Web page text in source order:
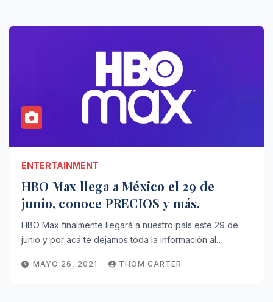
ENTERTAINMENT
HBO Max llega a México el 29 de
junio, conoce PRECIOS y más.
HBO Max finalmente llegará a nuestro país este 29 de
junio y por acá te dejamos toda la información al…
MAYO 26, 2021 THOM CARTER